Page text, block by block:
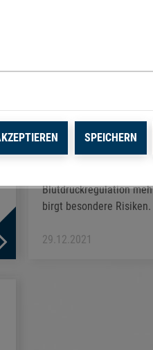
Blutdruckregulation
birgt besondere Risiken.
29.12.2021
SPEICHERN